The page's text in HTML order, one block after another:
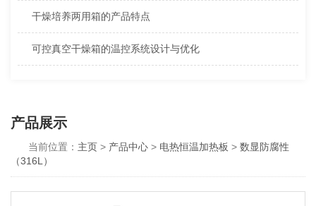
干燥培养两用箱的产品特点
可控真空干燥箱的温控系统设计与优化
产品展示
当前位置： 主页> 产品中心> 电热恒温加热板 >数显防腐性
（316L）